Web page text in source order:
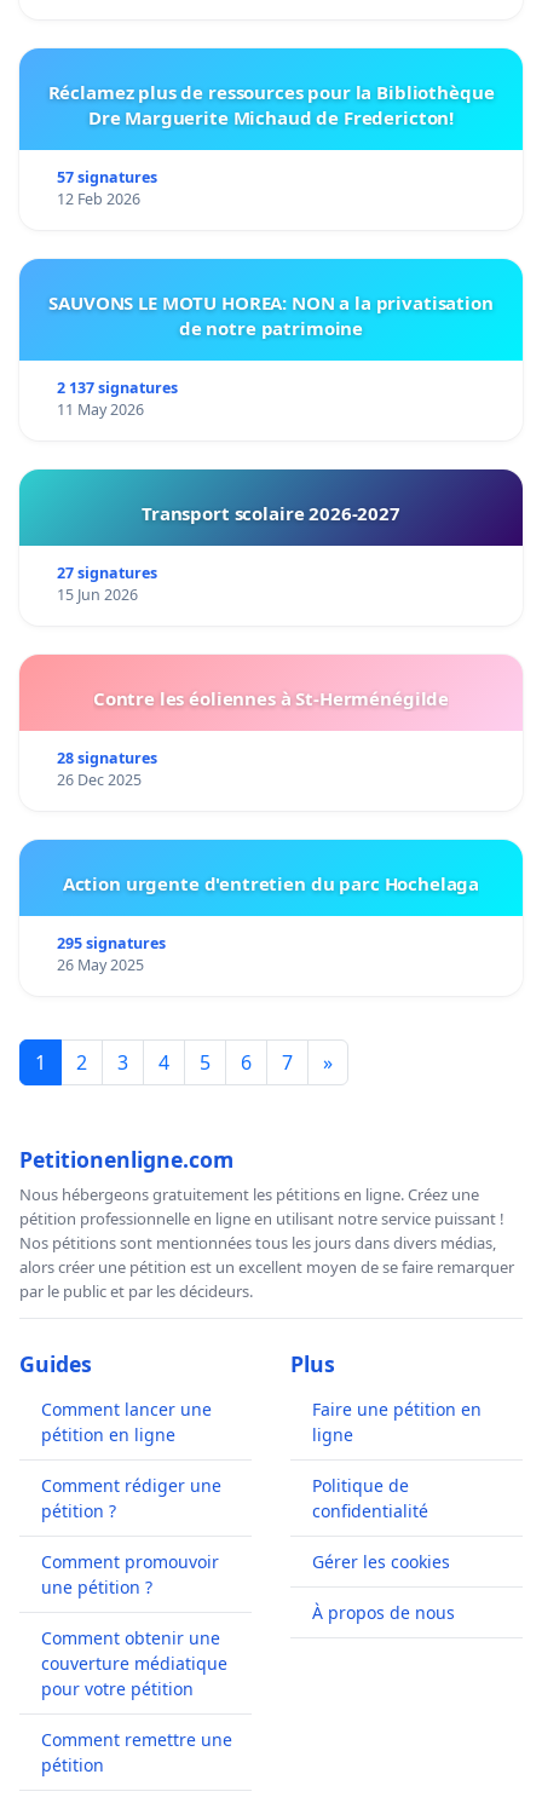
Réclamez plus de ressources pour la Bibliothèque
Dre Marguerite Michaud de Fredericton!
57 signatures
12 Feb 2026
SAUVONS LE MOTU HOREA: NON a la privatisation
de notre patrimoine
2 137 signatures
11 May 2026
Transport scolaire 2026-2027
27 signatures
15 Jun 2026
Contre les éoliennes à St-Herménégilde
28 signatures
26 Dec 2025
Action urgente d'entretien du parc Hochelaga
295 signatures
26 May 2025
1 2 3 4 5 6 7 »
Petitionenligne.com
Nous hébergeons gratuitement les pétitions en ligne. Créez une
pétition professionnelle en ligne en utilisant notre service puissant !
Nos pétitions sont mentionnées tous les jours dans divers médias,
alors créer une pétition est un excellent moyen de se faire remarquer
par le public et par les décideurs.
Guides
Comment lancer une
pétition en ligne
Comment rédiger une
pétition ?
Comment promouvoir
une pétition ?
Comment obtenir une
couverture médiatique
pour votre pétition
Comment remettre une
pétition
Plus
Faire une pétition en
ligne
Politique de
confidentialité
Gérer les cookies
À propos de nous